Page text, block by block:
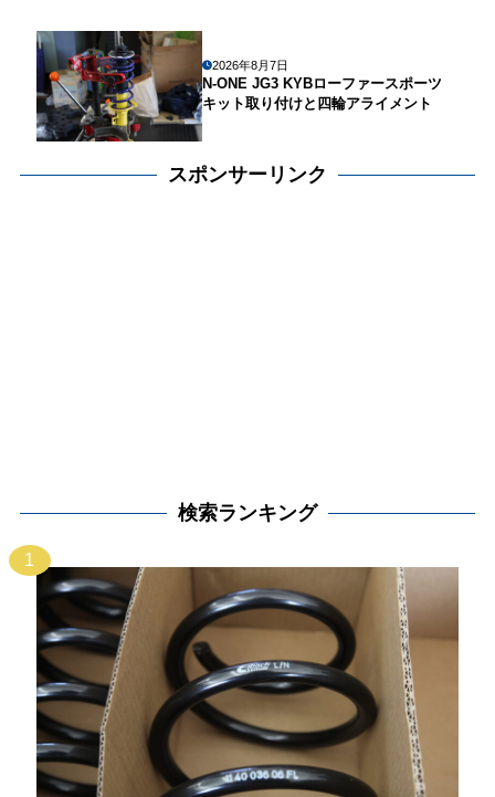
2026年8月7日
N-ONE JG3 KYBローファースポーツ
キット取り付けと四輪アライメント
スポンサーリンク
検索ランキング
1